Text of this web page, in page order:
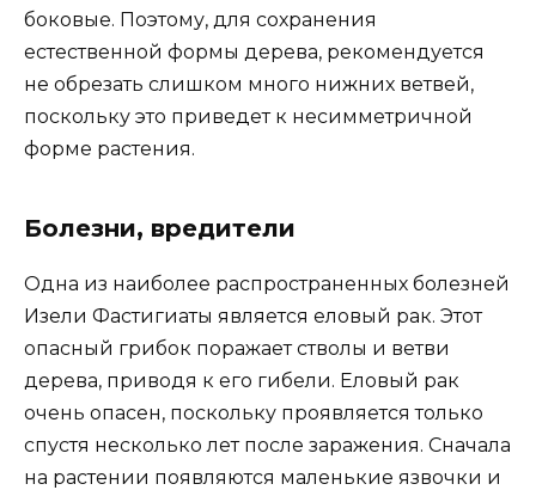
боковые. Поэтому, для сохранения
естественной формы дерева, рекомендуется
не обрезать слишком много нижних ветвей,
поскольку это приведет к несимметричной
форме растения.
Болезни, вредители
Одна из наиболее распространенных болезней
Изели Фастигиаты является еловый рак. Этот
опасный грибок поражает стволы и ветви
дерева, приводя к его гибели. Еловый рак
очень опасен, поскольку проявляется только
спустя несколько лет после заражения. Сначала
на растении появляются маленькие язвочки и